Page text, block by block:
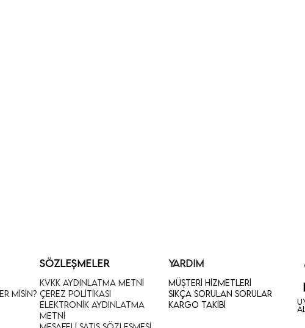
Misin?
SÖZLEŞMELER
KVKK Aydınlatma Metni
Çerez Politikası
Elektronik Aydınlatma
Metni
YARDIM
Müşteri Hizmetleri
Sıkça Sorulan Sorular
Kargo Takibi